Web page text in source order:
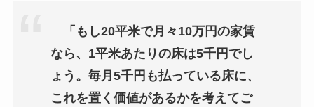
「もし20平米で月々10万円の家賃
なら、1平米あたりの床は5千円でし
ょう。毎月5千円も払っている床に、
これを置く価値があるかを考えてご